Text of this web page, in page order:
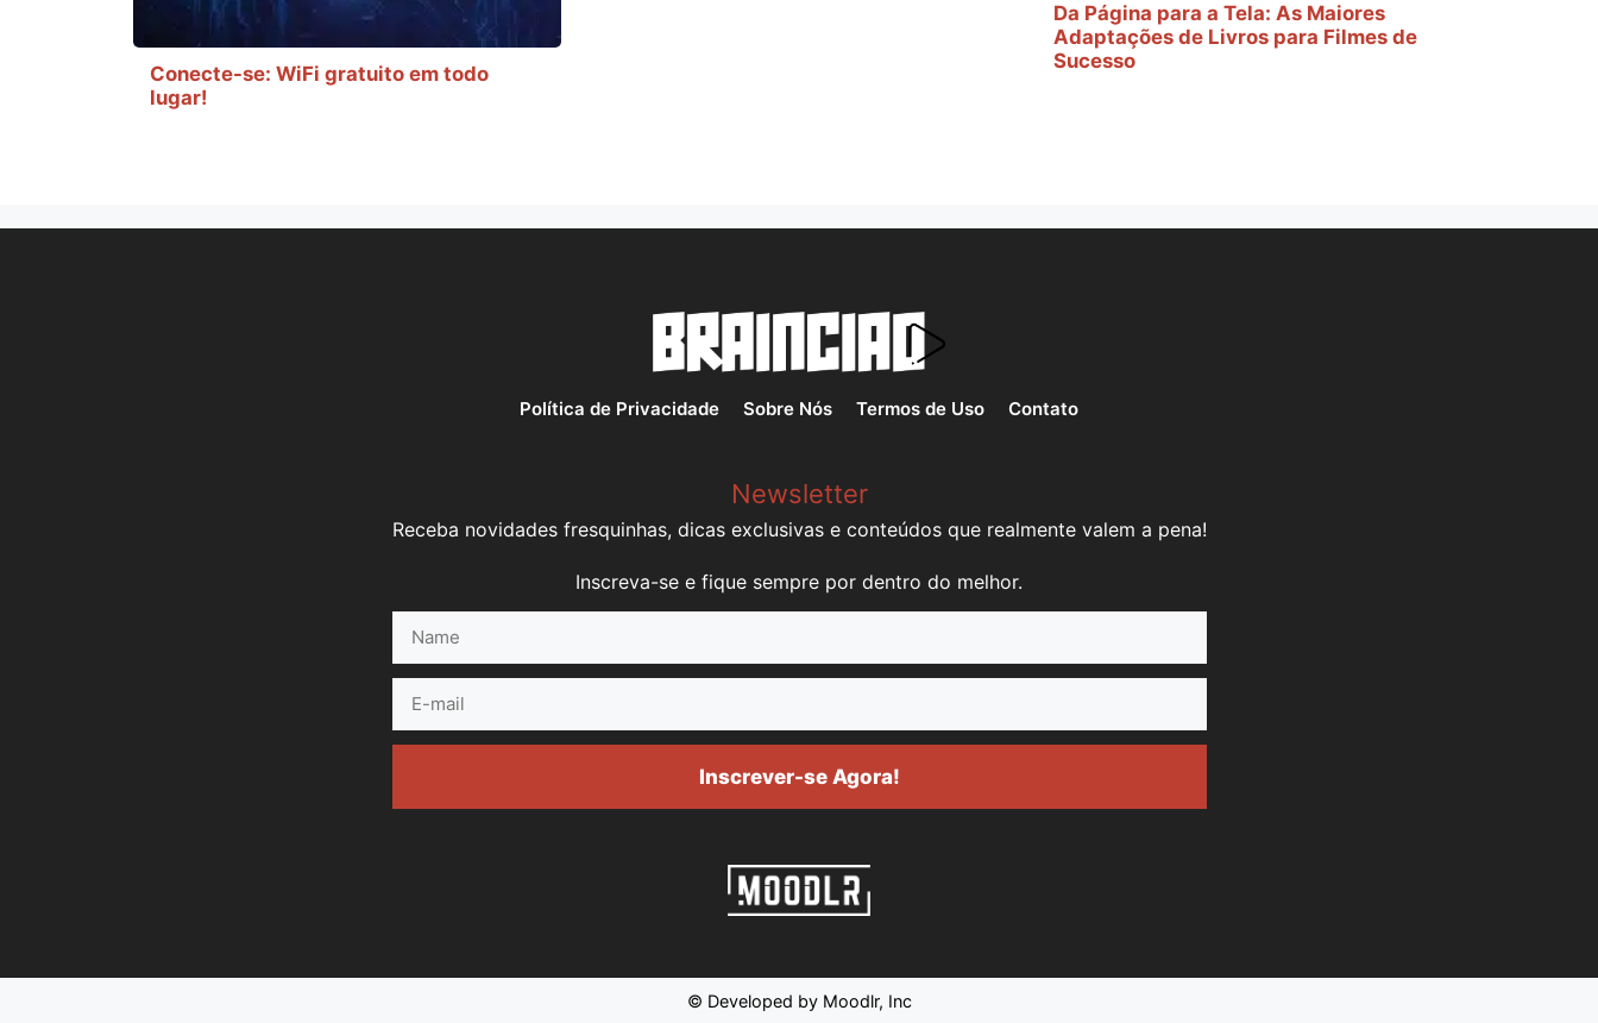
Conecte-se: WiFi gratuito em todo
lugar!
Da Página para a Tela: As Maiores
Adaptações de Livros para Filmes de
Sucesso
Política de Privacidade Sobre Nós Termos de Uso Contato
Newsletter
Receba novidades fresquinhas, dicas exclusivas e conteúdos que realmente valem a pena!
Inscreva-se e fique sempre por dentro do melhor.
mail
Inscrever-se Agora!